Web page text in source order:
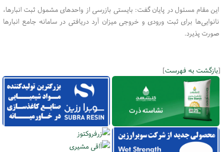
این مقام مسئول در پایان گفت: بایستی بازرسی از واحد‌های مشمول ثبت انبارها،
نانوایی‌ها برای ثبت ورودی و خروجی میزان آرد دریافتی در سامانه جامع انبار‌ها
صورت پذیرد.
[بازگشت به فهرست]